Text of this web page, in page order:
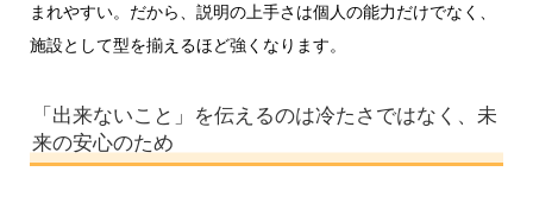
まれやすい。だから、説明の上手さは個人の能力だけでなく、
施設として型を揃えるほど強くなります。
「出来ないこと」を伝えるのは冷たさではなく、未
来の安心のため